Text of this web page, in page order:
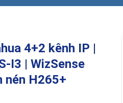
4+2 kênh IP |
I3 | WizSense
nén H265+